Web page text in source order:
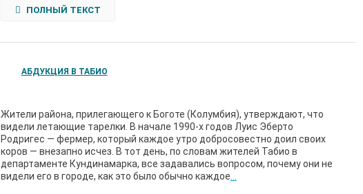
ПОЛНЫЙ ТЕКСТ
АБДУКЦИЯ В ТАБИО
Жители района, прилегающего к Боготе (Колумбия), утверждают, что
видели летающие тарелки. В начале 1990-х годов Луис Эберто
Родригес — фермер, который каждое утро добросовестно доил своих
коров — внезапно исчез. В тот день, по словам жителей Табио в
департаменте Кундинамарка, все задавались вопросом, почему они не
видели его в городе, как это было обычно каждое